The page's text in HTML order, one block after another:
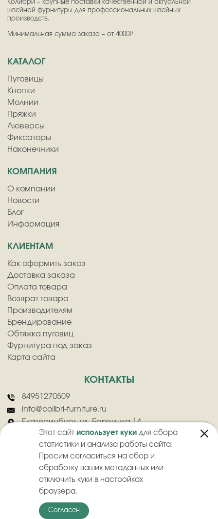
Этот сайт использует куки для сбора
статистики и анализа работы сайта.
Просим согласиться на сбор и
обработку ваших метаданных или
отключить куки в настройках
браузера.
Согласен
Колибри – крупные поставки качественной и актуальной
швейной фурнитуры для профессиональных швейных
производств.
Минимальная сумма заказа – от 4000₽
КАТАЛОГ
Пуговицы
Кнопки
Молнии
Пряжки
Люверсы
Фиксаторы
Наконечники
КОМПАНИЯ
О компании
Новости
Блог
Информация
КЛИЕНТАМ
Как оформить заказ
Доставка заказа
Оплата товара
Возврат товара
Производителям
Брендирование
Обтяжка пуговиц
Фурнитура под заказ
Карта сайта
КОНТАКТЫ
84951270509
info@colibri-furniture.ru
Екатеринбург, ул. Барвинка 14
ООО "Колибри" - Оптовая продажа швейной фурнитуры
Политика конфиденциальности
Пользовательское соглашение